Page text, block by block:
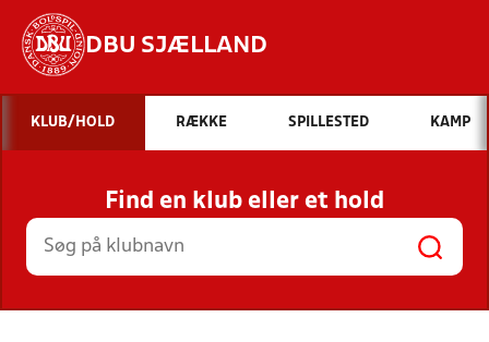
DBU SJÆLLAND
Hvad vil du søge efter?
INDHOLD OG NYHEDER
STILLINGER, RESULTATER, KLUBBER OG
HOLD
KLUB/HOLD RÆKKE SPILLESTED KAMP
Find en klub eller et hold